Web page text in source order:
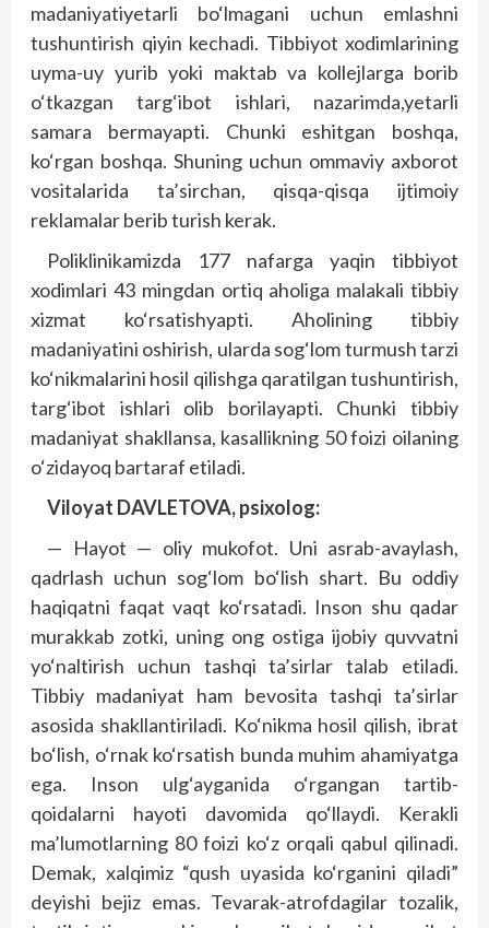
madaniyatiyetarli bo‘lmagani uchun emlashni
tushuntirish qiyin kechadi. Tibbiyot xodimlarining
uyma-uy yurib yoki maktab va kollejlarga borib
o‘tkazgan targ‘ibot ishlari, nazarimda,yetarli
samara bermayapti. Chunki eshitgan boshqa,
ko‘rgan bosh­qa. Shuning uchun ommaviy axborot
vositalarida ta’sirchan, qisqa-qisqa ijtimoiy
reklamalar berib turish kerak.
Poliklinikamizda 177 nafarga yaqin tibbiyot
xodimlari 43 mingdan ortiq aholiga malakali tibbiy
xizmat ko‘rsatishyapti. Aholining tibbiy
madaniyatini oshirish, ularda sog‘lom turmush tarzi
ko‘nikmalarini hosil qilishga qaratilgan tushuntirish,
targ‘ibot ishlari olib borilayapti. Chunki tibbiy
madaniyat shakllansa, kasallikning 50 foizi oilaning
o‘zidayoq bartaraf etiladi.
Viloyat DAVLETOVA,psixolog:
— Hayot — oliy mukofot. Uni asrab-avaylash,
qadrlash uchun sog‘lom bo‘lish shart. Bu oddiy
haqiqatni faqat vaqt ko‘rsatadi. Inson shu qadar
murakkab zotki, uning ong ostiga ijobiy quvvatni
yo‘naltirish uchun tashqi ta’sirlar talab etiladi.
Tibbiy madaniyat ham bevosita tashqi ta’sirlar
asosida shakllantiriladi. Ko‘nikma hosil qilish, ibrat
bo‘lish, o‘rnak ko‘rsatish bunda muhim ahamiyatga
ega. Inson ulg‘ayganida o‘rgangan tartib-
qoidalarni hayoti davomida qo‘llaydi. Kerakli
ma’lumotlarning 80 foizi ko‘z orqali qabul qilinadi.
Demak, xalqimiz “qush uyasida ko‘rganini qiladi”
deyishi bejiz emas. Tevarak-atrofdagilar tozalik,